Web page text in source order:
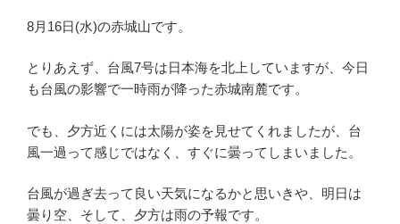
8月16日(水)の赤城山です。
とりあえず、台風7号は日本海を北上していますが、今日
も台風の影響で一時雨が降った赤城南麓です。
でも、夕方近くには太陽が姿を見せてくれましたが、台
風一過って感じではなく、すぐに曇ってしまいました。
台風が過ぎ去って良い天気になるかと思いきや、明日は
曇り空、そして、夕方は雨の予報です。